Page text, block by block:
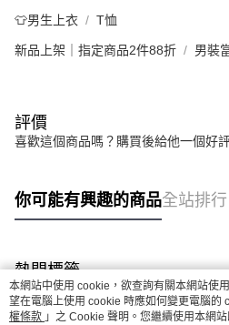
👕男生上衣 T恤
新品上架｜指定商品2件88折 男裝
評價
喜歡這個商品嗎？購買後給他一個好
你可能有興趣的商品全站排行
熱門標籤
本網站中使用 cookie，欲查詢有關本網站使
望在電腦上使用 cookie 時應如何變更電腦的
權條款 」之 Cookie 聲明。您繼續使用本網